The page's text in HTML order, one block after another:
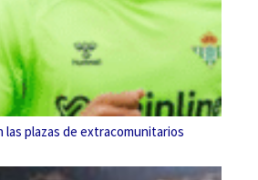
las plazas de extracomunitarios